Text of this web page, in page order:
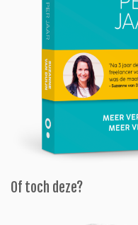
Of toch deze?